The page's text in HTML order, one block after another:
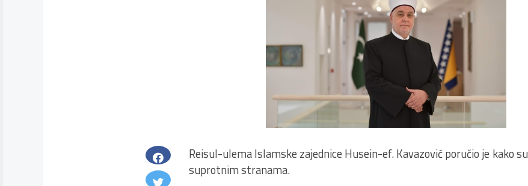
Reisul-ulema Islamske zajednice Husein-ef. Kavazović poručio je kako
suprotnim stranama.